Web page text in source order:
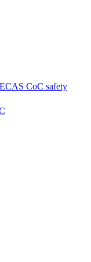
CoC safety